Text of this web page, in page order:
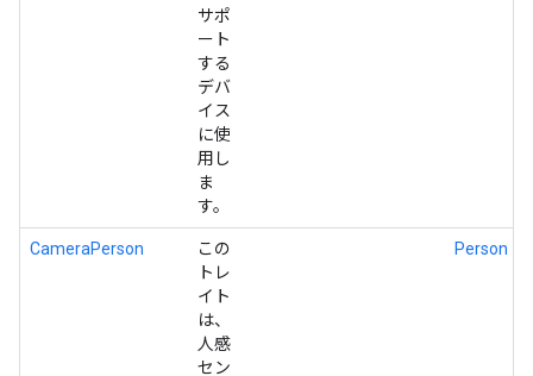
サポ
ート
する
デバ
イス
に使
用し
ま
す。
CameraPerson
この
トレ
イト
は、
人感
セン
Person